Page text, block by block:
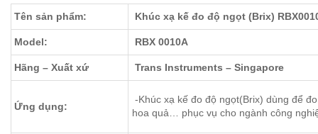
Tên sản phẩm: Khúc xạ kế đo độ ngọt (Brix)
Model: RBX 0010A
Hãng – Xuất xứ Trans Instruments – Singapore
Ứng dụng:
-Khúc xạ kế đo độ ngọt(Brix) dùng để
hoa quả… phục vụ cho ngành công